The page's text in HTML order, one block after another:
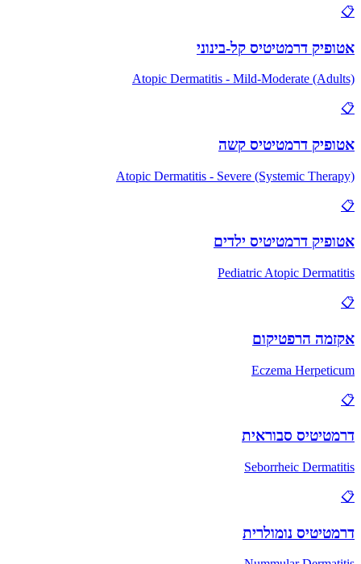
📋
אטופיק דרמטיטיס קל-בינוני
Atopic Dermatitis - Mild-Moderate (Adults)
📋
אטופיק דרמטיטיס קשה
Atopic Dermatitis - Severe (Systemic Therapy)
📋
אטופיק דרמטיטיס ילדים
Pediatric Atopic Dermatitis
📋
אקזמה הרפטיקום
Eczema Herpeticum
📋
דרמטיטיס סבוראית
Seborrheic Dermatitis
📋
דרמטיטיס נומולרית